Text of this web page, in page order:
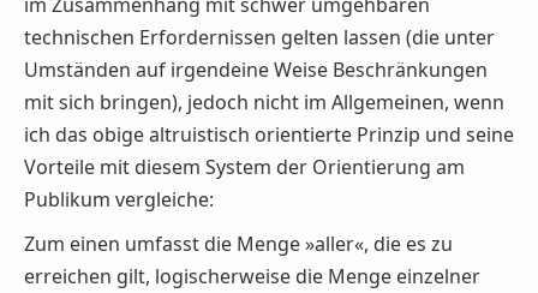
technischen Erfordernissen gelten lassen (die unter
Umständen auf irgendeine Weise Beschränkungen
mit sich bringen), jedoch nicht im Allgemeinen, wenn
ich das obige altruistisch orientierte Prinzip und seine
Vorteile mit diesem System der Orientierung am
Publikum vergleiche:
Zum einen umfasst die Menge »aller«, die es zu
erreichen gilt, logischerweise die Menge einzelner